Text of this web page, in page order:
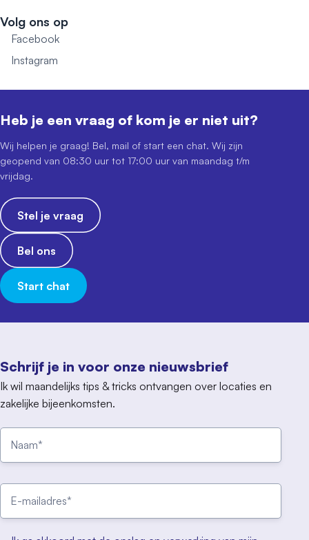
Volg ons op
Facebook
Instagram
Schrijf je in voor onze nieuwsbrief
Ik wil maandelijks tips & tricks ontvangen over locaties en
zakelijke bijeenkomsten.
Heb je een vraag of kom je er niet uit?
Wij helpen je graag! Bel, mail of start een chat. Wij zijn
geopend van 08:30 uur tot 17:00 uur van maandag t/m
vrijdag.
Stel je vraag
Bel ons
Start chat